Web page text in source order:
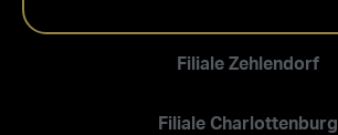
Filiale Zehlendorf
Filiale Charlottenburg